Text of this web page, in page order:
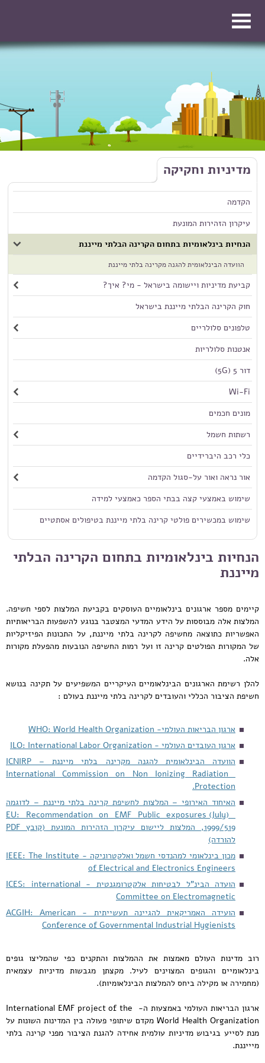
דילוג לתוכן העיקרי
מדיניות וחקיקה
הקדמה
עיקרון הזהירות המונעת
הנחיות בינלאומיות בתחום הקרינה הבלתי מייננת
הוועדה הבינלאומית להגנה מקרינה בלתי מייננת
קביעת מדיניות ויישומה בישראל - מי? איך?
חוק הקרינה הבלתי מייננת בישראל
טלפונים סלולריים
אנטנות סלולריות
דור 5 (5G)
Wi-Fi
מונים חכמים
רשתות חשמל
כלי רכב היברידיים
אור נראה ואור על-סגול הקדמה
שימוש באמצעי קצה בבתי הספר כאמצעי למידה
שימוש במכשירים פולטי קרינה בלתי מייננת בטיפולים אסתטיים
הנחיות בינלאומיות בתחום הקרינה הבלתי
מייננת
קיימים מספר ארגונים בינלאומיים העוסקים בקביעת המלצות לספי חשיפה.
המלצות אלה מבוססות על הידע המדעי המצטבר בנוגע להשפעות הבריאותיות
האפשריות כתוצאה מחשיפה לקרינה בלתי מייננת, על התכונות הפיזיקליות
של המקורות הפולטים קרינה זו ועל רמות החשיפה הנובעות מהפעלת מקורות
אלה.
להלן רשימת הארגונים הבינלאומיים העיקריים המשפיעים על תקינה בנושא
חשיפת הציבור הכללי והעובדים לקרינה בלתי מייננת בעולם :
ארגון הבריאות העולמי- WHO: World Health Organization
ארגון העובדים העולמי - ILO: International Labor Organization
הוועדה הבינלאומית להגנה מקרינה בלתי מייננת – ICNIRP
International Commission on Non Ionizing Radiation
Protection.
האיחוד האירופי – המלצות לחשיפת קרינה בלתי מייננת – לדוגמה
(EU: Recommendation on EMF Public exposures (July
1999/519, המלצות ליישום עיקרון הזהירות המונעת (קובץ PDF
להורדה)
מכון בינלאומי למהנדסי חשמל ואלקטרוניקה - IEEE: The Institute
of Electrical and Electronics Engineers
הועדה הבינ"ל לבטיחות אלקטרומגנטית - ICES: international
Committee on Electromagnetic
הועידה האמריקאית להגיינה תעשייתית - ACGIH: American
Conference of Governmental Industrial Hygienists
רוב מדינות העולם מאמצות את ההמלצות והתקנים כפי שהמליצו גופים
בינלאומיים והגופים המצוינים לעיל. מקצתן מגבשות מדיניות עצמאית
(מחמירה או מקילה ביחס להמלצות הבינלאומיות).
ארגון הבריאות העולמי באמצעות ה- International EMF project of the
World Health Organization מקדם שיתופי פעולה בין המדינות השונות על
מנת לסייע בגיבוש מדיניות עולמית אחידה להגנת הציבור מפני קרינה בלתי
מיייננת.